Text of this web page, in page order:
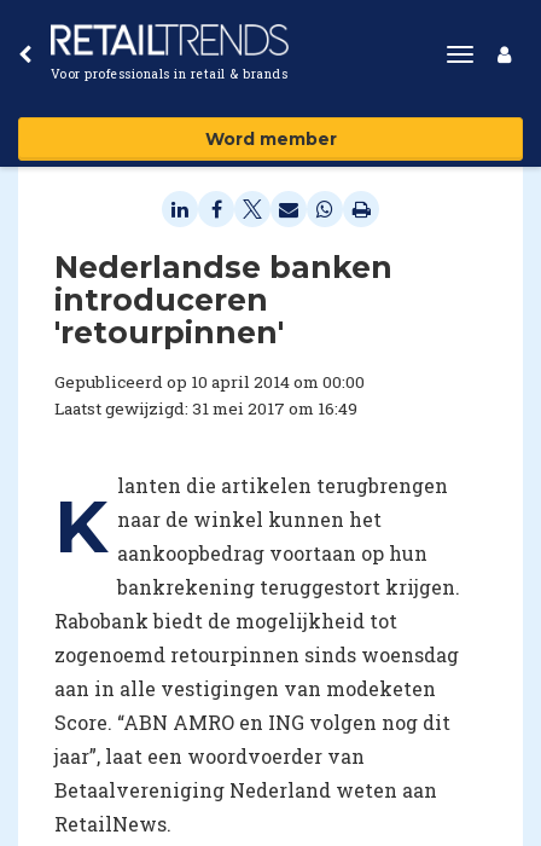
Voor professionals in retail & brands
Toggle
Word member
Nederlandse banken
introduceren
'retourpinnen'
Gepubliceerd op 10 april 2014 om 00:00
Laatst gewijzigd: 31 mei 2017 om 16:49
K lanten die artikelen terugbrengen
naar de winkel kunnen het
aankoopbedrag voortaan op hun
bankrekening teruggestort krijgen.
Rabobank biedt de mogelijkheid tot
zogenoemd retourpinnen sinds woensdag
aan in alle vestigingen van modeketen
Score. “ABN AMRO en ING volgen nog dit
jaar”, laat een woordvoerder van
Betaalvereniging Nederland weten aan
RetailNews.